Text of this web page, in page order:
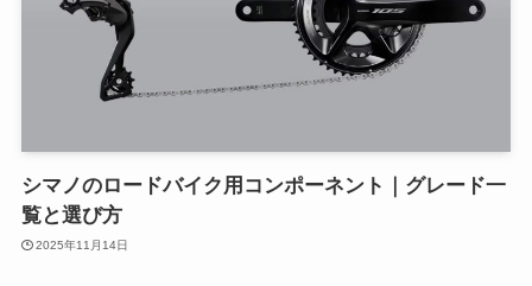
シマノのロードバイク用コンポーネント｜グレード一
覧と選び方
2025年11月14日